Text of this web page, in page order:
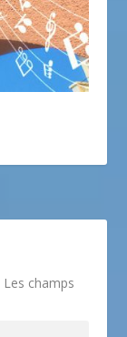
Les champs